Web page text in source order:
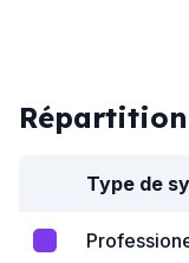
Type de